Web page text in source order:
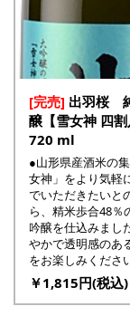
[完売] 出羽桜
醸【雪女神 四割
720 ml
●山形県産酒米の
女神」をより気軽
でいただきたいと
ら、精米歩合48％
吟醸を仕込みまし
やかで透明感のあ
をお楽しみください
￥1,815円(税込)